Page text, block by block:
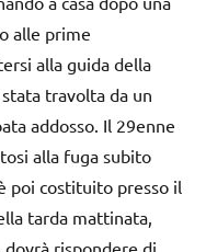
alle prime
alla guida della
travolta da un
addosso. Il 29enne
alla fuga subito
poi costituito presso il
tarda mattinata,